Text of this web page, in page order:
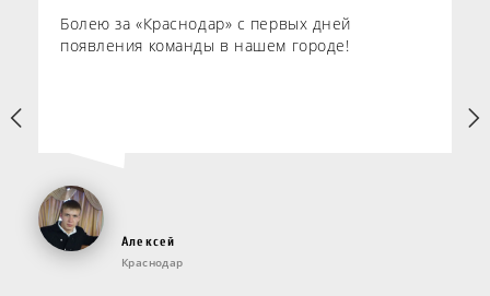
Болею за «Краснодар» с первых дней
появления команды в нашем городе!
Алексей
Краснодар